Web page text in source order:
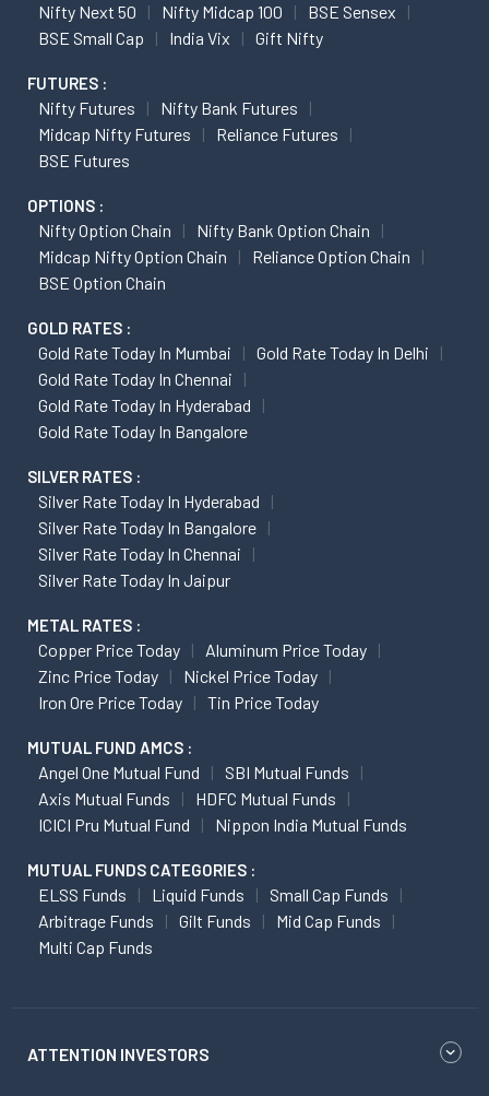
Nifty Next 50
Nifty Midcap 100
BSE Sensex
BSE Small Cap
India Vix Gift Nifty
FUTURES :
Nifty Futures
Nifty Bank Futures
Midcap Nifty Futures
Reliance Futures
BSE Futures
OPTIONS :
Nifty Option Chain
Nifty Bank Option Chain
Midcap Nifty Option Chain
Reliance Option Chain
BSE Option Chain
GOLD RATES :
Gold Rate Today In Mumbai
Gold Rate Today In Delhi
Gold Rate Today In Chennai
Gold Rate Today In Hyderabad
Gold Rate Today In Bangalore
SILVER RATES :
Silver Rate Today In Hyderabad
Silver Rate Today In Bangalore
Silver Rate Today In Chennai
Silver Rate Today In Jaipur
METAL RATES :
Copper Price Today
Aluminum Price Today
Zinc Price Today
Nickel Price Today
Iron Ore Price Today
Tin Price Today
MUTUAL FUND AMCS :
Angel One Mutual Fund
SBI Mutual Funds
Axis Mutual Funds
HDFC Mutual Funds
ICICI Pru Mutual Fund
Nippon India Mutual Funds
MUTUAL FUNDS CATEGORIES :
ELSS Funds Liquid Funds
Small Cap Funds
Arbitrage Funds
Gilt Funds
Mid Cap Funds
Multi Cap Funds
ATTENTION INVESTORS